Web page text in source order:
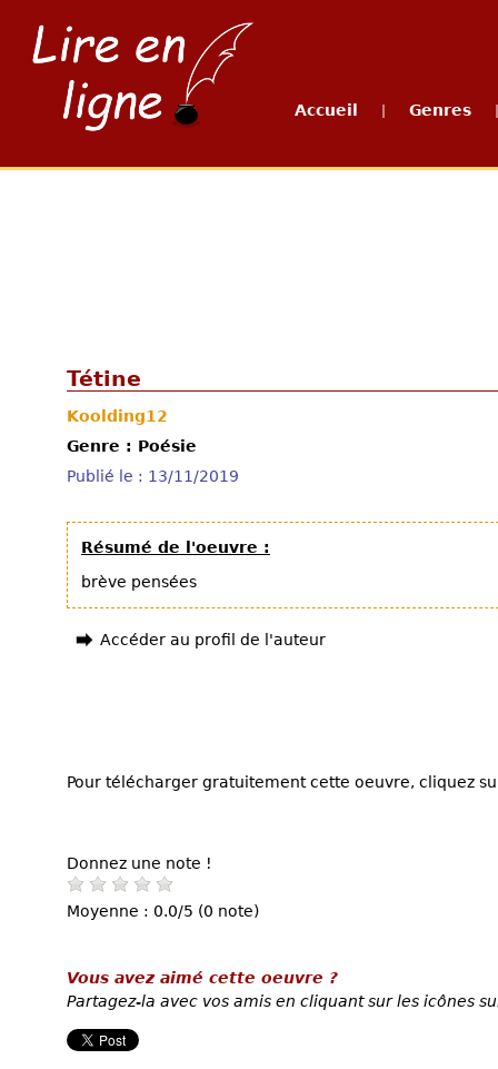
Accueil Genres
Tétine
Koolding12
Genre : Poésie
Publié le : 13/11/2019
Résumé de l'oeuvre :
brève pensées
Accéder au profil de l'auteur
Pour télécharger gratuitement cette oeuvre, cliquez
Donnez une note !
Moyenne : 0.0/5 (0 note)
Vous avez aimé cette oeuvre ?
Partagez-la avec vos amis en cliquant sur les icônes